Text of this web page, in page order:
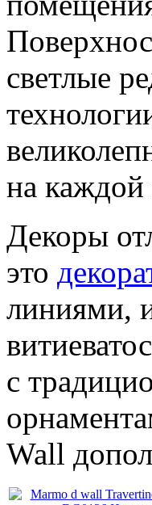
светлые
на каждой
Декоры
это
линиями,
с
Wall